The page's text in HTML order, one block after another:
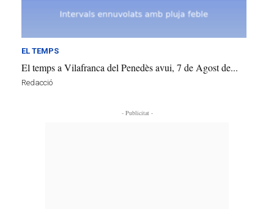
EL TEMPS
El temps a Vilafranca del Penedès avui, 7 de Agost de...
Redacció
- Publicitat -